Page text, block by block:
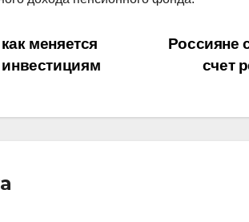
Россияне
счет
меняется